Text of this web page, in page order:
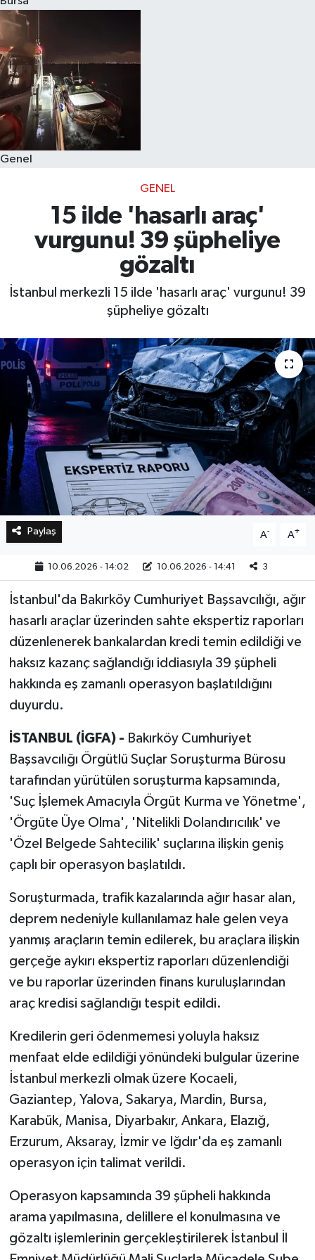
Genel
GENEL
15 ilde 'hasarlı araç'
vurgunu! 39 şüpheliye
gözaltı
İstanbul merkezli 15 ilde 'hasarlı araç' vurgunu! 39
şüpheliye gözaltı
Paylaş A- A+
10.06.2026 - 14:02 10.06.2026 - 14:41 3
İstanbul'da Bakırköy Cumhuriyet Başsavcılığı, ağır
hasarlı araçlar üzerinden sahte ekspertiz raporları
düzenlenerek bankalardan kredi temin edildiği ve
haksız kazanç sağlandığı iddiasıyla 39 şüpheli
hakkında eş zamanlı operasyon başlatıldığını
duyurdu.
İSTANBUL (İGFA) - Bakırköy Cumhuriyet
Başsavcılığı Örgütlü Suçlar Soruşturma Bürosu
tarafından yürütülen soruşturma kapsamında,
'Suç İşlemek Amacıyla Örgüt Kurma ve Yönetme',
'Örgüte Üye Olma', 'Nitelikli Dolandırıcılık' ve
'Özel Belgede Sahtecilik' suçlarına ilişkin geniş
çaplı bir operasyon başlatıldı.
Soruşturmada, trafik kazalarında ağır hasar alan,
deprem nedeniyle kullanılamaz hale gelen veya
yanmış araçların temin edilerek, bu araçlara ilişkin
gerçeğe aykırı ekspertiz raporları düzenlendiği
ve bu raporlar üzerinden finans kuruluşlarından
araç kredisi sağlandığı tespit edildi.
Kredilerin geri ödenmemesi yoluyla haksız
menfaat elde edildiği yönündeki bulgular üzerine
İstanbul merkezli olmak üzere Kocaeli,
Gaziantep, Yalova, Sakarya, Mardin, Bursa,
Karabük, Manisa, Diyarbakır, Ankara, Elazığ,
Erzurum, Aksaray, İzmir ve Iğdır'da eş zamanlı
operasyon için talimat verildi.
Operasyon kapsamında 39 şüpheli hakkında
arama yapılmasına, delillere el konulmasına ve
gözaltı işlemlerinin gerçekleştirilerek İstanbul İl
Sağlık
Dünya
Magazin
Kültür & Sanat
Teknoloji
Bilim, Teknoloji